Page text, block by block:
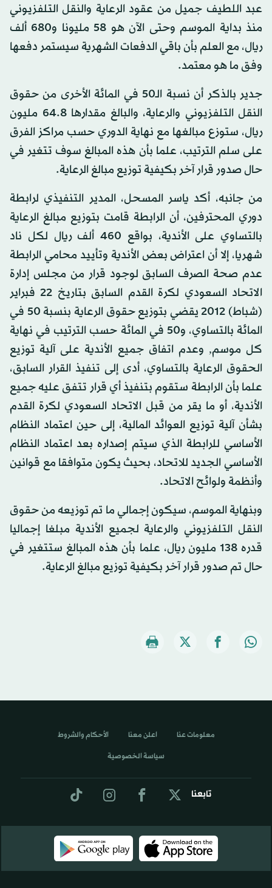
عبد اللطيف جميل من عقود الرعاية والنقل التلفزيوني
منذ بداية الموسم وحتى الآن هو 58 مليونا و680 ألف
ريال، مع العلم بأن باقي الدفعات الشهرية سيستمر دفعها
وفق ما هو معتمد.
جدير بالذكر أن نسبة الـ50 في المائة الأخرى من حقوق
النقل التلفزيوني والرعاية، والبالغ مقدارها 64.8 مليون
ريال، ستوزع مبالغها مع نهاية الدوري حسب مراكز الفرق
على سلم الترتيب، علما بأن هذه المبالغ سوف تتغير في
حال صدور قرار آخر بكيفية توزيع مبالغ الرعاية.
من جانبه، أكد ياسر المسحل، المدير التنفيذي لرابطة
دوري المحترفين، أن الرابطة قامت بتوزيع مبالغ الرعاية
بالتساوي على الأندية، بواقع 460 ألف ريال لكل ناد
شهريا، إلا أن اعتراض بعض الأندية وتأييد محامي الرابطة
عدم صحة الصرف السابق لوجود قرار من مجلس إدارة
الاتحاد السعودي لكرة القدم السابق بتاريخ 22 فبراير
(شباط) 2012 يقضي بتوزيع حقوق الرعاية بنسبة 50 في
المائة بالتساوي، و50 في المائة حسب الترتيب في نهاية
كل موسم, وعدم اتفاق جميع الأندية على آلية توزيع
الحقوق الرعاية بالتساوي، أدى إلى تنفيذ القرار السابق،
علما بأن الرابطة ستقوم بتنفيذ أي قرار تتفق عليه جميع
الأندية، أو ما يقر من قبل الاتحاد السعودي لكرة القدم
بشأن آلية توزيع العوائد المالية، إلى حين اعتماد النظام
الأساسي للرابطة الذي سيتم إصداره بعد اعتماد النظام
الأساسي الجديد للاتحاد، بحيث يكون متوافقا مع قوانين
وأنظمة ولوائح الاتحاد.
وبنهاية الموسم، سيكون إجمالي ما تم توزيعه من حقوق
النقل التلفزيوني والرعاية لجميع الأندية مبلغا إجماليا
قدره 138 مليون ريال، علما بأن هذه المبالغ ستتغير في
حال تم صدور قرار آخر بكيفية توزيع مبالغ الرعاية.
تابعنا
معلومات عنا اعلن معنا الأحكام والشروط
سياسة الخصوصية